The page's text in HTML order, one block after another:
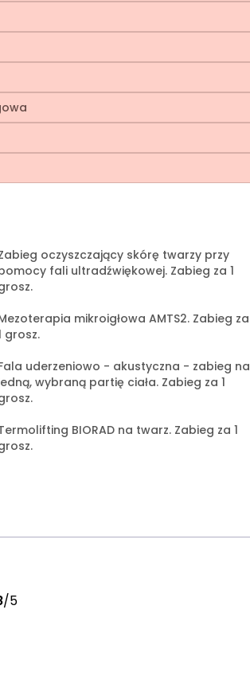
oczyszczający skórę twarzy przy
fali ultradźwiękowej. Zabieg za 1
mikroigłowa AMTS2. Zabieg za
grosz.
uderzeniowo - akustyczna - zabieg na
wybraną partię ciała. Zabieg za 1
BIORAD na twarz. Zabieg za 1
/5